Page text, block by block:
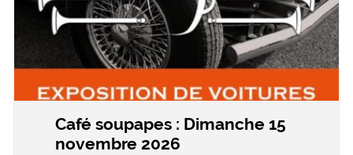
Café soupapes : Dimanche 15
novembre 2026